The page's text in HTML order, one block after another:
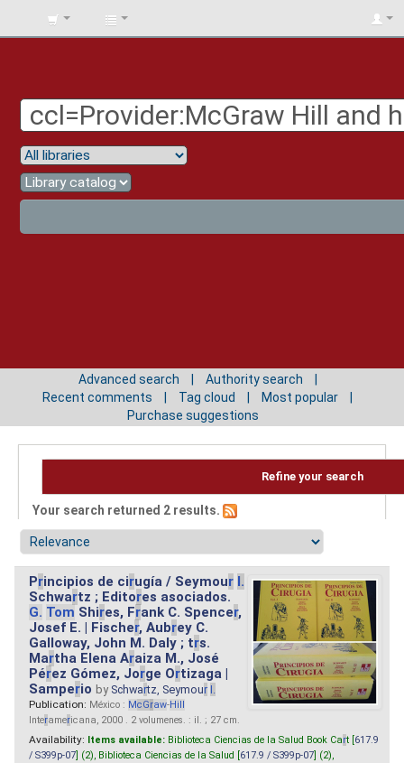
BIBLIOTECA
Advanced search
Authority search
Recent comments
Tag cloud
Most popular
Purchase suggestions
Refine your search
Your search returned 2 results.
Principios de cirugía / Seymour I.
Schwartz ; Editores asociados.
G. Tom Shires, Frank C. Spencer,
Josef E. | Fischer, Aubrey C.
Galloway, John M. Daly ; trs.
Martha Elena Araiza M., José
Pérez Gómez, Jorge Ortizaga |
Samperio by Schwartz, Seymour I.
Publication: México : McGraw-Hill
Interamericana, 2000 . 2 volumenes. : il. ; 27 cm.
Availability: Items available: Biblioteca Ciencias de la Salud Book Cart [ 617.9
/ S399p-07 ] (2), Biblioteca Ciencias de la Salud [ 617.9 / S399p-07 ] (2),